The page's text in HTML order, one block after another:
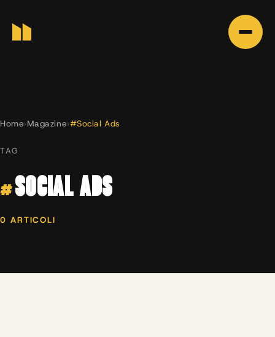
Home›Magazine›#Social Ads
TAG
#SOCIAL ADS
0 ARTICOLI